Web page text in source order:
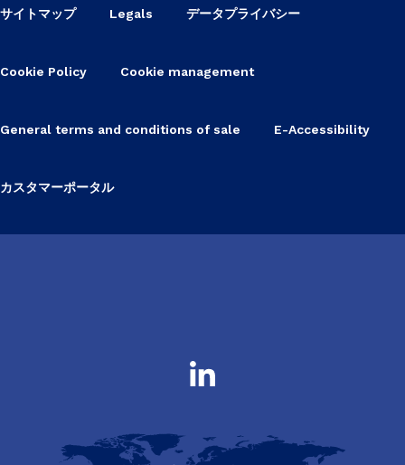
サイトマップ Legals データプライバシー
Cookie Policy Cookie management
General terms and conditions of sale E-Accessibility
カスタマーポータル